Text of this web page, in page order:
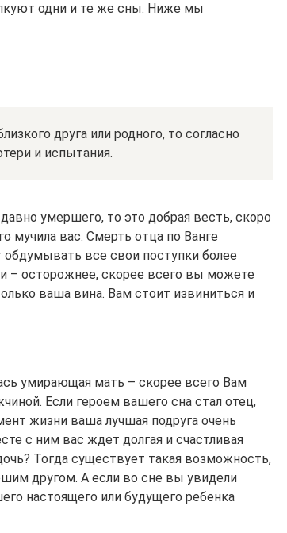
одни и те же сны. Ниже мы
друга или родного, то согласно
и испытания.
умершего, то это добрая весть, скоро
мучила вас. Смерть отца по Ванге
все свои поступки более
– осторожнее, скорее всего вы можете
ваша вина. Вам стоит извиниться и
умирающая мать – скорее всего Вам
Если героем вашего сна стал отец,
жизни ваша лучшая подруга очень
с ним вас ждет долгая и счастливая
Тогда существует такая возможность,
другом. А если во сне вы увидели
настоящего или будущего ребенка